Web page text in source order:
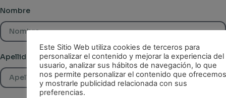
Nombre
Apellidos
Este Sitio Web utiliza cookies de terceros para
personalizar el contenido y mejorar la experiencia del
usuario, analizar sus hábitos de navegación, lo que
nos permite personalizar el contenido que ofrecemos
y mostrarle publicidad relacionada con sus
preferencias.